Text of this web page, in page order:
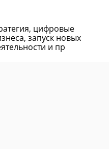
цифровые
запуск новых
и пр